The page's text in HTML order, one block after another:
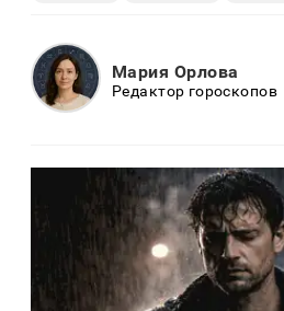
Мария Орлова
Редактор гороскопов